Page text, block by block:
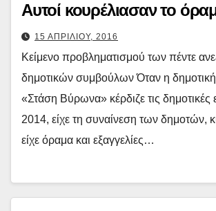
Αυτοί κουρέλιασαν το
15 ΑΠΡΙΛΙΟΥ, 2016
Κείμενο προβληματισμού των πέντε
δημοτικών συμβούλων Όταν η
«Στάση Βύρωνα» κέρδιζε τις δημοτικές
2014, είχε τη συναίνεση των δημοτών,
είχε όραμα και εξαγγελίες…